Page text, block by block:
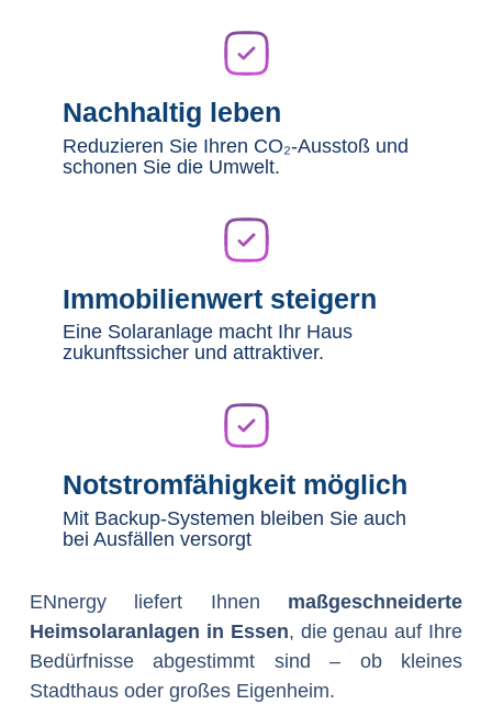
Nachhaltig leben
Reduzieren Sie Ihren CO₂-Ausstoß und
schonen Sie die Umwelt.
Immobilienwert steigern
Eine Solaranlage macht Ihr Haus
zukunftssicher und attraktiver.
Notstromfähigkeit möglich
Mit Backup-Systemen bleiben Sie auch
bei Ausfällen versorgt
ENnergy liefert Ihnen maßgeschneiderte
Heimsolaranlagen in Essen, die genau auf Ihre
Bedürfnisse abgestimmt sind – ob kleines
Stadthaus oder großes Eigenheim.